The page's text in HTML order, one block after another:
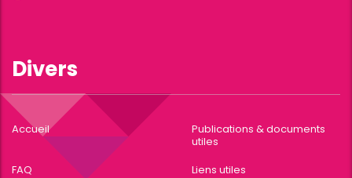
Divers
Accueil
Publications & documents
utiles
FAQ
Liens utiles